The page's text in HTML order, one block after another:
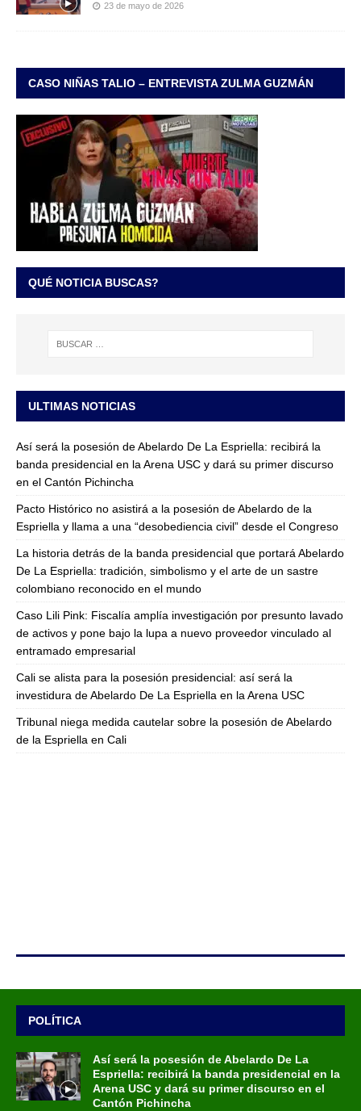
23 de mayo de 2026
CASO NIÑAS TALIO – ENTREVISTA ZULMA GUZMÁN
QUÉ NOTICIA BUSCAS?
ULTIMAS NOTICIAS
Así será la posesión de Abelardo De La Espriella: recibirá la
banda presidencial en la Arena USC y dará su primer discurso
en el Cantón Pichincha
Pacto Histórico no asistirá a la posesión de Abelardo de la
Espriella y llama a una “desobediencia civil” desde el Congreso
La historia detrás de la banda presidencial que portará Abelardo
De La Espriella: tradición, simbolismo y el arte de un sastre
colombiano reconocido en el mundo
Caso Lili Pink: Fiscalía amplía investigación por presunto lavado
de activos y pone bajo la lupa a nuevo proveedor vinculado al
entramado empresarial
Cali se alista para la posesión presidencial: así será la
investidura de Abelardo De La Espriella en la Arena USC
Tribunal niega medida cautelar sobre la posesión de Abelardo
de la Espriella en Cali
POLÍTICA
Así será la posesión de Abelardo De La
Espriella: recibirá la banda presidencial en la
Arena USC y dará su primer discurso en el
Cantón Pichincha